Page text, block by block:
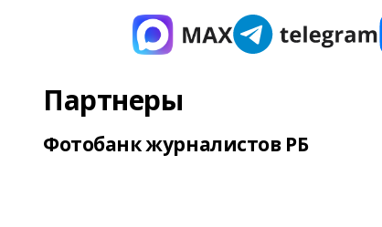
Партнеры
Фотобанк журналистов РБ